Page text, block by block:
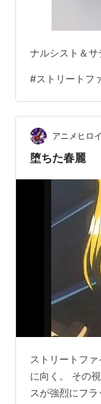
ナルシスト＆サ
#ストリートフ
アニメヒロ
堕ちた春麗
ストリートフ
に向く。 その
スが強烈にフ